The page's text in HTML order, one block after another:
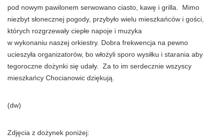
pod nowym pawilonem serwowano ciasto, kawę i grilla. Mimo
niezbyt słonecznej pogody, przybyło wielu mieszkańców i gości,
których rozgrzewały ciepłe napoje i muzyka
w wykonaniu naszej orkiestry. Dobra frekwencja na pewno
ucieszyła organizatorów, bo włożyli sporo wysiłku i starania aby
tegoroczne dożynki się udały. Za to im serdecznie wszyscy
mieszkańcy Chocianowic dziękują.
(dw)
Zdjęcia z dożynek poniżej: